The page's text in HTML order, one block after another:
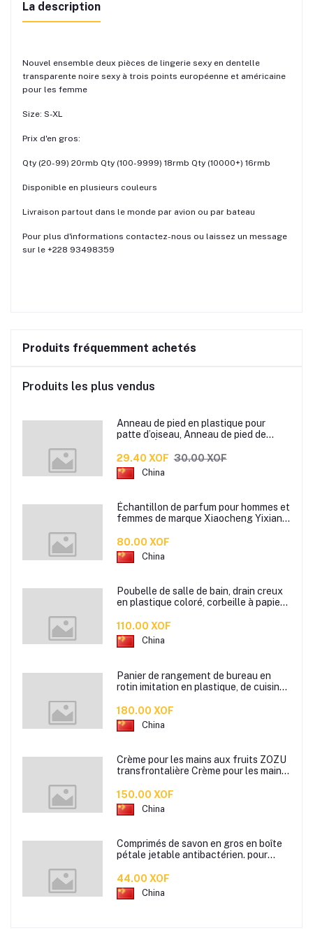
La description
Nouvel ensemble deux pièces de lingerie sexy en dentelle
transparente noire sexy à trois points européenne et américaine
pour les femme
Size: S-XL
Prix d'en gros:
Qty (20-99) 20rmb Qty (100-9999) 18rmb Qty (10000+) 16rmb
Disponible en plusieurs couleurs
Livraison partout dans le monde par avion ou par bateau
Pour plus d'informations contactez-nous ou laissez un message
sur le +228 93498359
Produits fréquemment achetés
Produits les plus vendus
Anneau de pied en plastique pour
patte d’oiseau, Anneau de pied de
pour oiseaux
29.40 XOF 30.00 XOF
China
Échantillon de parfum pour hommes et
femmes de marque Xiaocheng Yixiang
80.00 XOF
China
Poubelle de salle de bain, drain creux
en plastique coloré, corbeille à papier
110.00 XOF
China
Panier de rangement de bureau en
rotin imitation en plastique, de cuisine
de rangement de salle de bain
180.00 XOF
China
Crème pour les mains aux fruits ZOZU
transfrontalière Crème pour les mains
80g
150.00 XOF
China
Comprimés de savon en gros en boîte
pétale jetable antibactérien. pour
des mini comprimés de lavage des
mains en papier savon
44.00 XOF
China